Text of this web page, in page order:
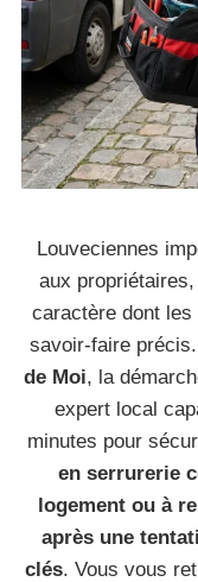
Louveciennes
aux
caractère dont les
savoir-faire
de Moi, la
expert local
minutes pour
en serrurerie
logement ou à
après une
clés. Vous vous